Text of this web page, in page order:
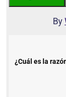
By
¿Cuál es la